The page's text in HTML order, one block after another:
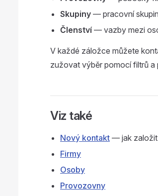
Skupiny — pracovní
Členství — vazby mezi
V každé záložce můžete
zužovat výběr pomocí filtrů a
Viz také
Nový kontakt — jak
Firmy
Osoby
Provozovny